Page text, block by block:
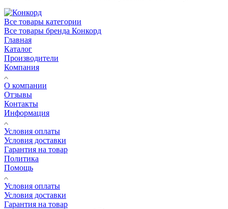
Все товары категории
Все товары бренда Конкорд
Главная
Каталог
Производители
Компания
О компании
Отзывы
Контакты
Информация
Условия оплаты
Условия доставки
Гарантия на товар
Политика
Помощь
Условия оплаты
Условия доставки
Гарантия на товар